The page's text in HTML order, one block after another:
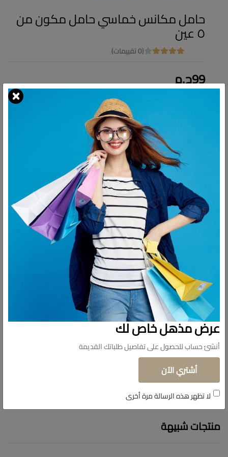
حامل مكانس خماسي حامل مكون من
٥ عين
(0 تقييمات)
99ج.م
التقييمات
منتجات شبيهة
عرض مذهل خاص لك
أنشئ حساب للحصول على تفاصيل طلباتك القديمة
أشتري الآن
لا تظهر هذه الرسالة مرة أخرى